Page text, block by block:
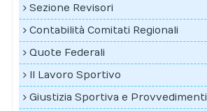
Sezione Revisori
Contabilità Comitati Regionali
Quote Federali
Il Lavoro Sportivo
Giustizia Sportiva e Provvedimenti